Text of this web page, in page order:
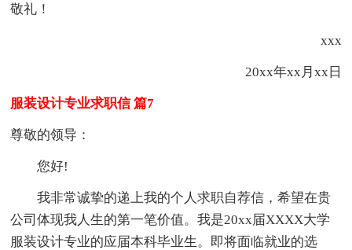
敬礼！
xxx
20xx年xx月xx日
服装设计专业求职信 篇7
尊敬的领导：
您好!
我非常诚挚的递上我的个人求职自荐信，希望在贵
公司体现我人生的第一笔价值。我是20xx届XXXX大学
服装设计专业的应届本科毕业生。即将面临就业的选